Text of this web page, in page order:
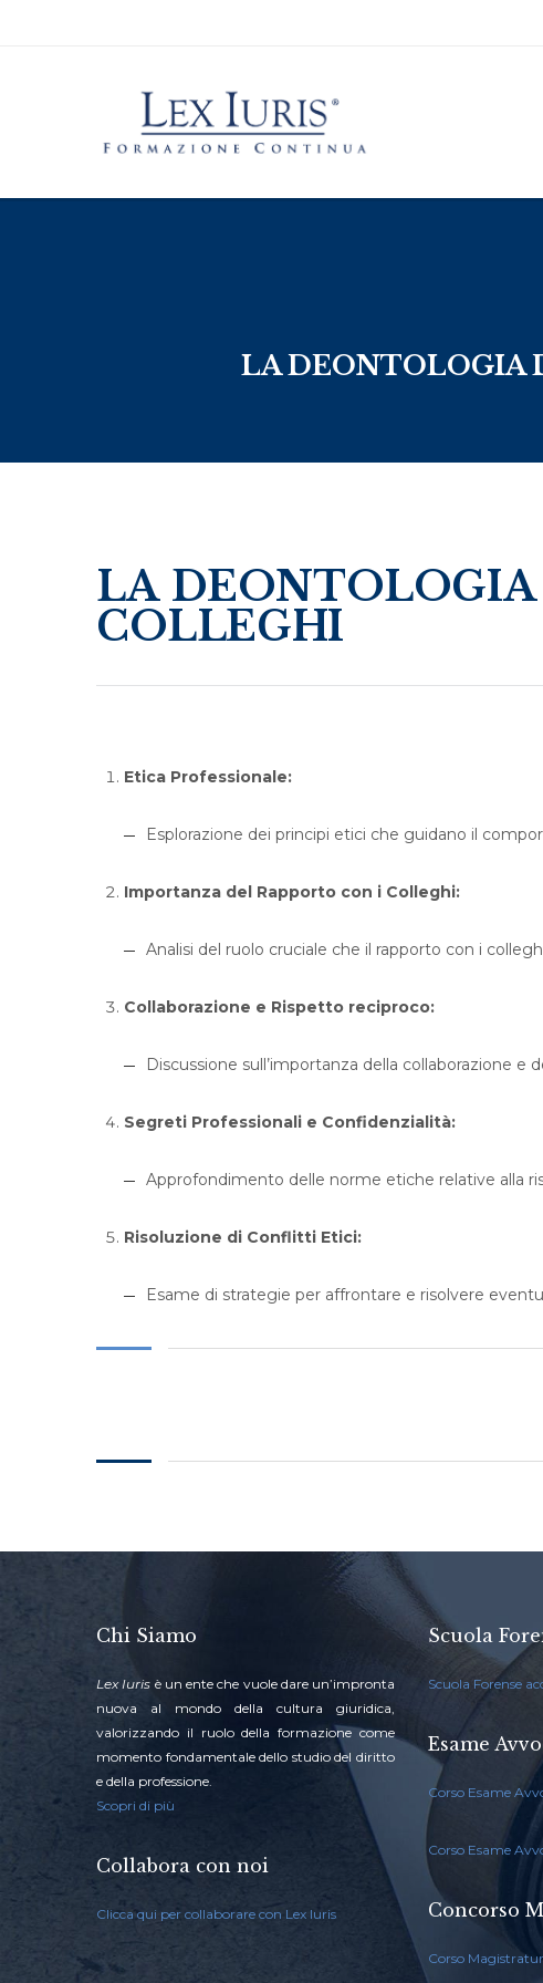
LA DEONTOLOGIA
LA DEONTOLOGIA
COLLEGHI
Etica Professionale:
Esplorazione dei principi etici che guidano il
Importanza del Rapporto con i Colleghi:
Analisi del ruolo cruciale che il rapporto con i
Collaborazione e Rispetto reciproco:
Discussione sull’importanza della collaborazione
Segreti Professionali e Confidenzialità:
Approfondimento delle norme etiche relative alla
Risoluzione di Conflitti Etici:
Esame di strategie per affrontare e risolvere
Chi Siamo
Lex Iuris è un ente che vuole dare un’impronta
nuova al mondo della cultura giuridica,
valorizzando il ruolo della formazione come
momento fondamentale dello studio del diritto
e della professione.
Scopri di più
Collabora con noi
Clicca qui per collaborare con Lex Iuris
Scuola
Scuola Forense
Esame
Corso Esame
Corso Esame
Concorso
Corso